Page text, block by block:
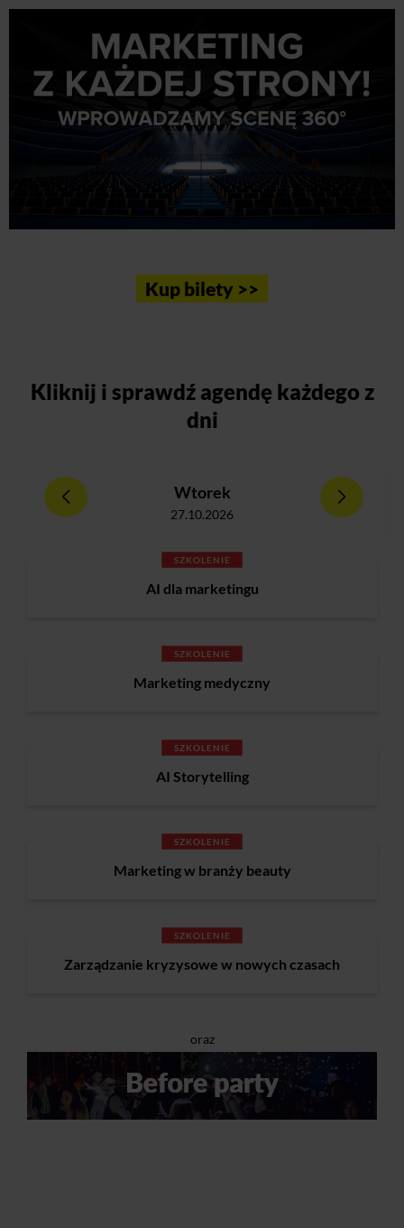
Kup bilety >>
Kliknij i sprawdź agendę każdego z
dni
Wtorek
27.10.2026
SZKOLENIE
AI dla marketingu
SZKOLENIE
Marketing medyczny
SZKOLENIE
AI Storytelling
SZKOLENIE
Marketing w branży beauty
SZKOLENIE
Zarządzanie kryzysowe w nowych czasach
oraz